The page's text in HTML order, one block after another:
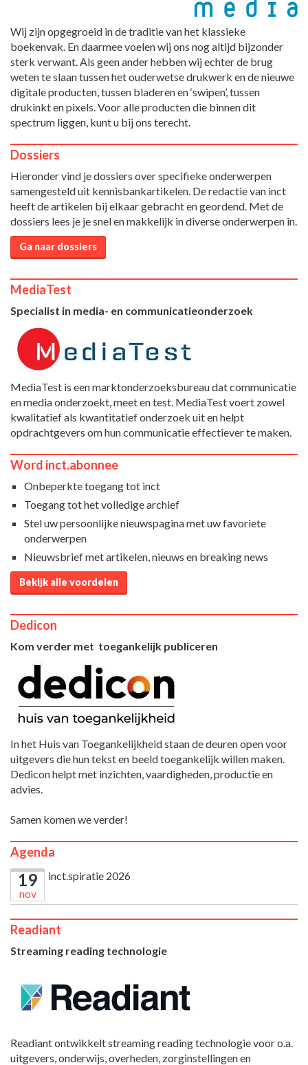
Wij zijn opgegroeid in de traditie van het klassieke
boekenvak. En daarmee voelen wij ons nog altijd bijzonder
sterk verwant. Als geen ander hebben wij echter de brug
weten te slaan tussen het ouderwetse drukwerk en de nieuwe
digitale producten, tussen bladeren en ‘swipen’, tussen
drukinkt en pixels. Voor alle producten die binnen dit
spectrum liggen, kunt u bij ons terecht.
Dossiers
Hieronder vind je dossiers over specifieke onderwerpen
samengesteld uit kennisbankartikelen. De redactie van inct
heeft de artikelen bij elkaar gebracht en geordend. Met de
dossiers lees je je snel en makkelijk in diverse onderwerpen in.
Ga naar dossiers
MediaTest
Specialist in media- en communicatieonderzoek
MediaTest is een marktonderzoeksbureau dat communicatie
en media onderzoekt, meet en test. MediaTest voert zowel
kwalitatief als kwantitatief onderzoek uit en helpt
opdrachtgevers om hun communicatie effectiever te maken.
Word inct.abonnee
Onbeperkte toegang tot inct
Toegang tot het volledige archief
Stel uw persoonlijke nieuwspagina met uw favoriete
onderwerpen
Nieuwsbrief met artikelen, nieuws en breaking news
Bekijk alle voordelen
Dedicon
Kom verder met toegankelijk publiceren
In het Huis van Toegankelijkheid staan de deuren open voor
uitgevers die hun tekst en beeld toegankelijk willen maken.
Dedicon helpt met inzichten, vaardigheden, productie en
advies.
Samen komen we verder!
Agenda
19
nov
inct.spiratie 2026
Readiant
Streaming reading technologie
Readiant ontwikkelt streaming reading technologie voor o.a.
uitgevers, onderwijs, overheden, zorginstellingen en